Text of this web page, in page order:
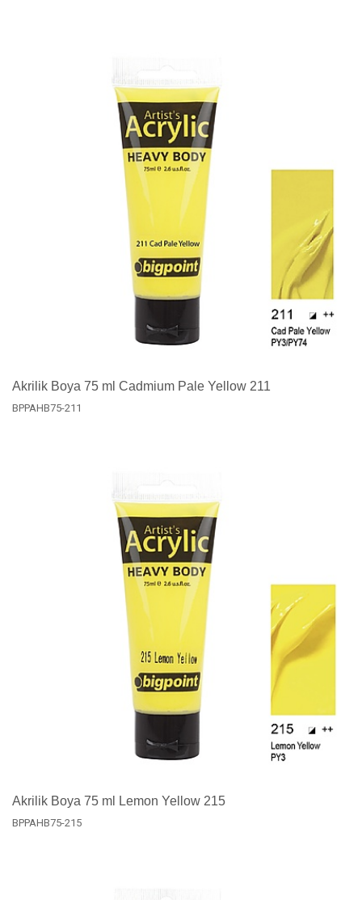
Akrilik Boya 75 ml Cadmium Pale Yellow 211
BPPAHB75-211
Akrilik Boya 75 ml Lemon Yellow 215
BPPAHB75-215